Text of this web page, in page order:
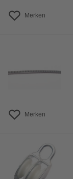
Merken
Merken